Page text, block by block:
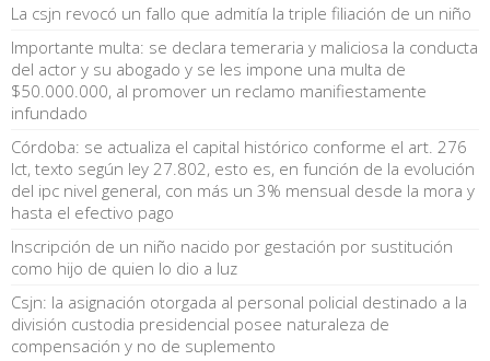
La csjn revocó un fallo que admitía la triple filiación de un niño
Importante multa: se declara temeraria y maliciosa la conducta
del actor y su abogado y se les impone una multa de
$50.000.000, al promover un reclamo manifiestamente
infundado
Córdoba: se actualiza el capital histórico conforme el art. 276
lct, texto según ley 27.802, esto es, en función de la evolución
del ipc nivel general, con más un 3% mensual desde la mora y
hasta el efectivo pago
Inscripción de un niño nacido por gestación por sustitución
como hijo de quien lo dio a luz
Csjn: la asignación otorgada al personal policial destinado a la
división custodia presidencial posee naturaleza de
compensación y no de suplemento